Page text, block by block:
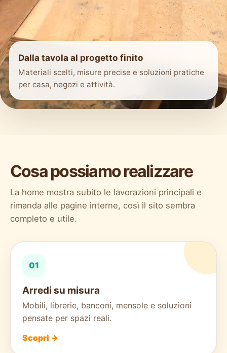
Dalla tavola al progetto finito
Materiali scelti, misure precise e soluzioni pratiche
per casa, negozi e attività.
Cosa possiamo realizzare
La home mostra subito le lavorazioni principali e
rimanda alle pagine interne, così il sito sembra
completo e utile.
01
Arredi su misura
Mobili, librerie, banconi, mensole e soluzioni
pensate per spazi reali.
Scopri →